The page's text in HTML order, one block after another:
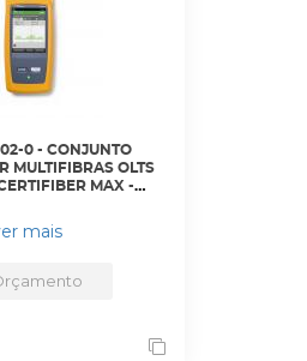
0 - CONJUNTO
MULTIFIBRAS OLTS
MAX -
mais